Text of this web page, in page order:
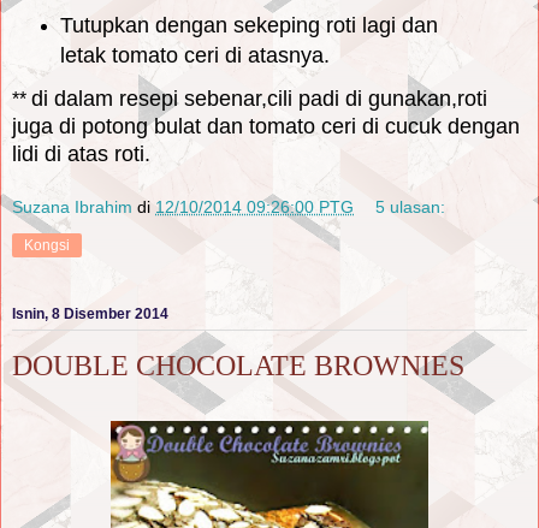
Tutupkan dengan sekeping roti lagi dan
letak tomato ceri di atasnya.
** di dalam resepi sebenar,cili padi di gunakan,roti
juga di potong bulat dan tomato ceri di cucuk dengan
lidi di atas roti.
Suzana Ibrahim di 12/10/2014 09:26:00 PTG 5 ulasan:
Kongsi
Isnin, 8 Disember 2014
DOUBLE CHOCOLATE BROWNIES